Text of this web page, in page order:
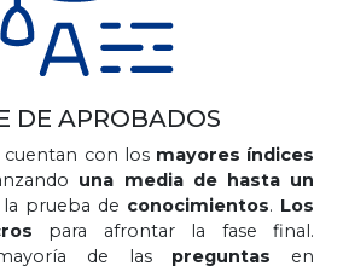
DE APROBADOS
cuentan con los mayores índices
una media de hasta un
prueba de conocimientos. Los
para afrontar la fase final.
de las preguntas en